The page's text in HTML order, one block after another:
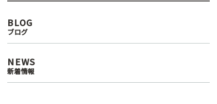
BLOG
ブログ
NEWS
新着情報